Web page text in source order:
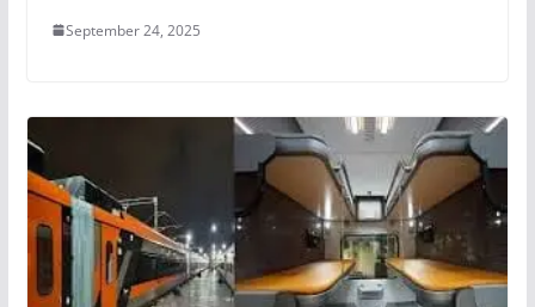
September 24, 2025